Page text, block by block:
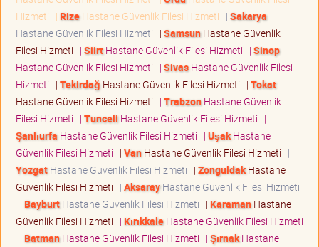
Hizmeti | RizeHastane Güvenlik Filesi Hizmeti | Sakarya
Hastane Güvenlik Filesi Hizmeti | SamsunHastane Güvenlik
Filesi Hizmeti | SiirtHastane Güvenlik Filesi Hizmeti | Sinop
Hastane Güvenlik Filesi Hizmeti | SivasHastane Güvenlik Filesi
Hizmeti | Tekirdağ Hastane Güvenlik Filesi Hizmeti | Tokat
Hastane Güvenlik Filesi Hizmeti | TrabzonHastane Güvenlik
Filesi Hizmeti | Tunceli Hastane Güvenlik Filesi Hizmeti |
Şanlıurfa Hastane Güvenlik Filesi Hizmeti | UşakHastane
Güvenlik Filesi Hizmeti | VanHastane Güvenlik Filesi Hizmeti |
YozgatHastane Güvenlik Filesi Hizmeti | ZonguldakHastane
Güvenlik Filesi Hizmeti | AksarayHastane Güvenlik Filesi Hizmeti
| BayburtHastane Güvenlik Filesi Hizmeti | KaramanHastane
Güvenlik Filesi Hizmeti | KırıkkaleHastane Güvenlik Filesi Hizmeti
| BatmanHastane Güvenlik Filesi Hizmeti | ŞırnakHastane